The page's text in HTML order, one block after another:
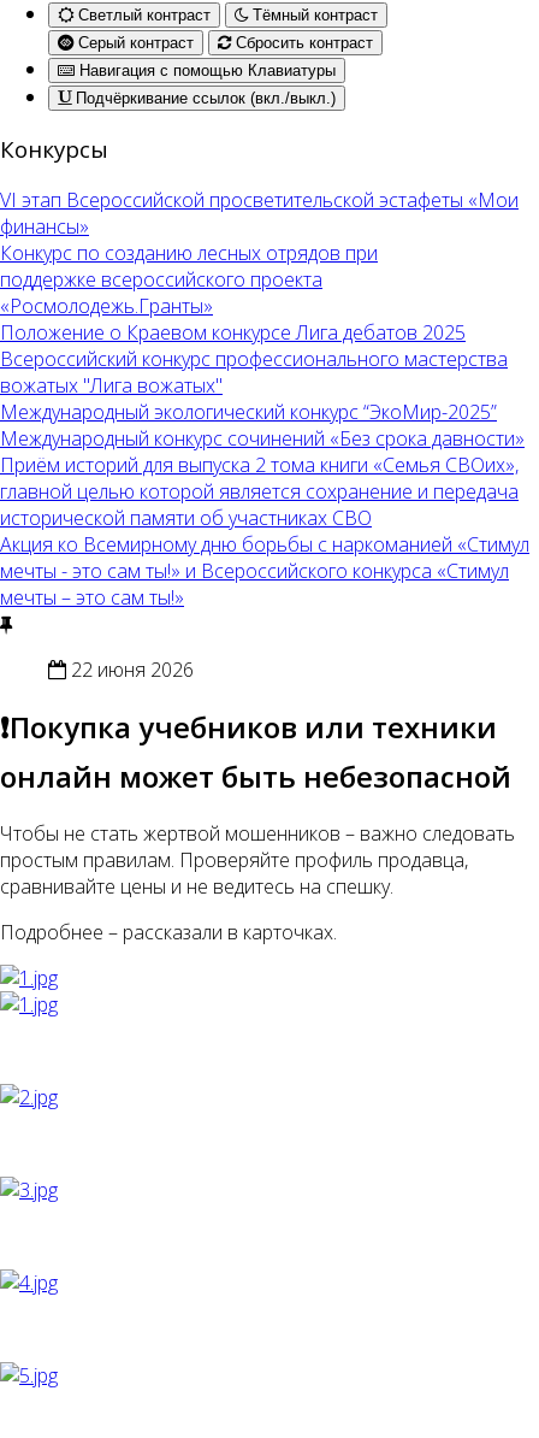
Светлый контраст
Тёмный контраст
Серый контраст
Сбросить контраст
Навигация с помощью Клавиатуры
Подчёркивание ссылок (вкл./выкл.)
Конкурсы
VI этап Всероссийской просветительской эстафеты «Мои
финансы»
Конкурс по созданию лесных отрядов при
поддержке всероссийского проекта
«Росмолодежь.Гранты»
Положение о Краевом конкурсе Лига дебатов 2025
Всероссийский конкурс профессионального мастерства
вожатых "Лига вожатых"
Международный экологический конкурс “ЭкоМир-2025”
Международный конкурс сочинений «Без срока давности»
Приём историй для выпуска 2 тома книги «Семья СВОих»,
главной целью которой является сохранение и передача
исторической памяти об участниках СВО
Акция ко Всемирному дню борьбы с наркоманией «Стимул
мечты - это сам ты!» и Всероссийского конкурса «Стимул
мечты – это сам ты!»
22 июня 2026
❗Покупка учебников или техники
онлайн может быть небезопасной
Чтобы не стать жертвой мошенников – важно следовать
простым правилам. Проверяйте профиль продавца,
сравнивайте цены и не ведитесь на спешку.
Подробнее – рассказали в карточках.